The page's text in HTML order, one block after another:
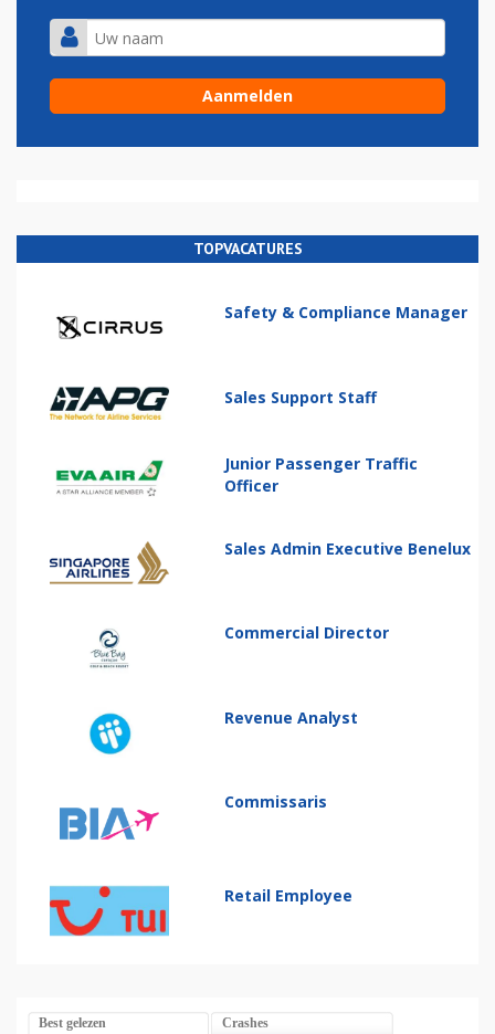
TOPVACATURES
Safety & Compliance Manager
Sales Support Staff
Junior Passenger Traffic
Officer
Sales Admin Executive Benelux
Commercial Director
Revenue Analyst
Commissaris
Retail Employee
Best gelezen Crashes